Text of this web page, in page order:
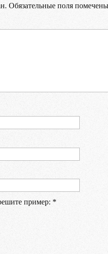
Обязательные поля
пример: *